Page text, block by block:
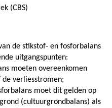
(CBS)
de stikstof- en fosforbalans
uitgangspunten:
moeten overeenkomen
verliesstromen;
moet dit gelden op
(cultuurgrondbalans) als